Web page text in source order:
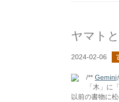
ヤマト
2024-02-06
/** Gemini
「木」に
以前の書物に